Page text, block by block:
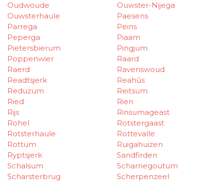
Oudwoude
Ouwster-Nijega
Ouwsterhaule
Paesens
Parrega
Peins
Peperga
Piaam
Pietersbierum
Pingjum
Poppenwier
Raard
Raerd
Ravenswoud
Readtsjerk
Reahûs
Reduzum
Reitsum
Ried
Rien
Rijs
Rinsumageast
Rohel
Rotstergaast
Rotsterhaule
Rottevalle
Rottum
Ruigahuizen
Ryptsjerk
Sandfirden
Schalsum
Scharnegoutum
Scharsterbrug
Scherpenzeel